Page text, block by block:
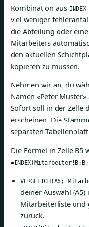
Kombination aus INDEX
viel weniger
die Abteilung oder
Mitarbeiters
den aktuellen
kopieren zu müssen.
Nehmen wir an, du
Namen «Peter
Sofort soll in der Zelle
erscheinen. Die
separaten
Die Formel in Zelle B5
VERGLEICH(A5;
deiner Auswahl
Mitarbeiterliste und
zurück.